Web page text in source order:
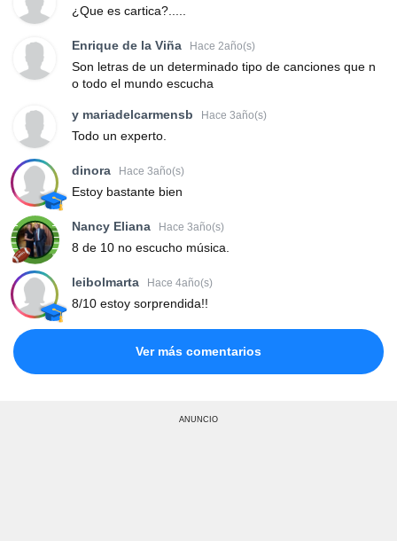
¿Que es cartica?.....
Enrique de la Viña Hace 2año(s)
Son letras de un determinado tipo de canciones que n
o todo el mundo escucha
y mariadelcarmensb Hace 3año(s)
Todo un experto.
dinora Hace 3año(s)
Estoy bastante bien
Nancy Eliana Hace 3año(s)
8 de 10 no escucho música.
leibolmarta Hace 4año(s)
8/10 estoy sorprendida!!
Ver más comentarios
ANUNCIO